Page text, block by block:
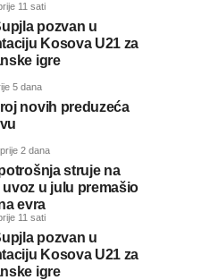
11 sati
pozvan u
Kosova U21 za
igre
5 dana
novih preduzeća
prije 2 dana
struje na
uvoz u julu premašio
evra
11 sati
pozvan u
Kosova U21 za
igre